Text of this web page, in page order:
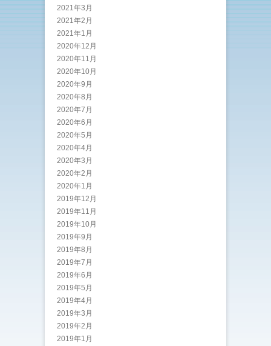
2021年3月
2021年2月
2021年1月
2020年12月
2020年11月
2020年10月
2020年9月
2020年8月
2020年7月
2020年6月
2020年5月
2020年4月
2020年3月
2020年2月
2020年1月
2019年12月
2019年11月
2019年10月
2019年9月
2019年8月
2019年7月
2019年6月
2019年5月
2019年4月
2019年3月
2019年2月
2019年1月